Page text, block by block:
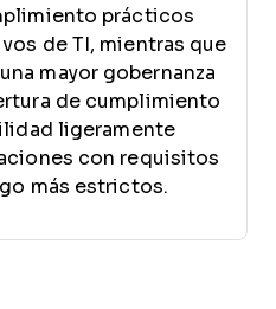
prácticos
de TI, mientras que
mayor gobernanza
de cumplimiento
ligeramente
con requisitos
más estrictos.